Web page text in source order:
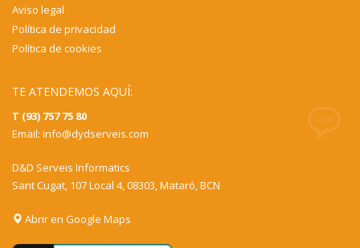
Aviso legal
Política de privacidad
Política de cookies
TE ATENDEMOS AQUÍ:
T (93) 757 75 80
Email: info@dydserveis.com
D&D Serveis Informatics
Sant Cugat, 107 Local 4, 08303, Mataró, BCN
Abrir en Google Maps